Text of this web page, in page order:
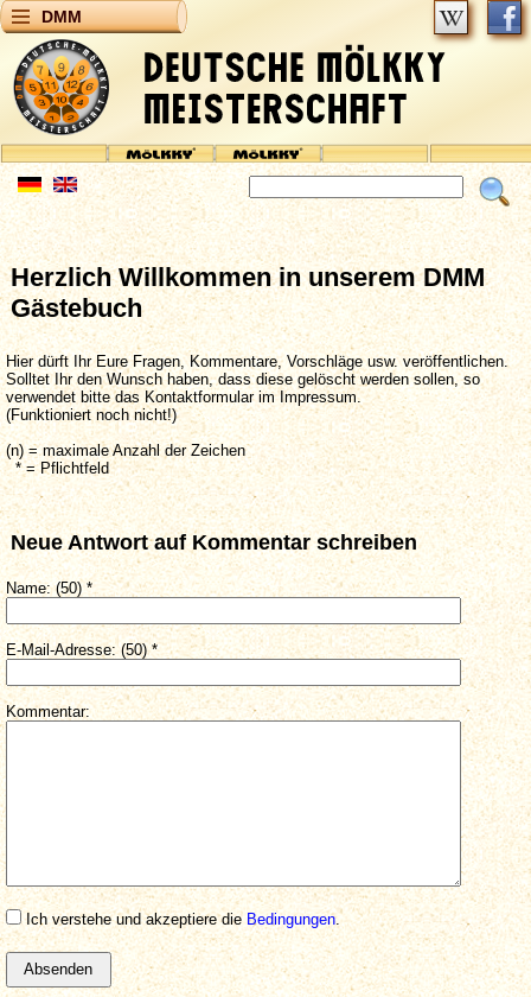
DMM
Herzlich Willkommen in unserem DMM
Gästebuch
Hier dürft Ihr Eure Fragen, Kommentare, Vorschläge usw. veröffentlichen.
Solltet Ihr den Wunsch haben, dass diese gelöscht werden sollen, so
verwendet bitte das Kontaktformular im Impressum.
(Funktioniert noch nicht!)
(n) = maximale Anzahl der Zeichen
* = Pflichtfeld
Neue Antwort auf Kommentar schreiben
Name: (50) *
E-Mail-Adresse: (50) *
Kommentar:
Ich verstehe und akzeptiere die Bedingungen.